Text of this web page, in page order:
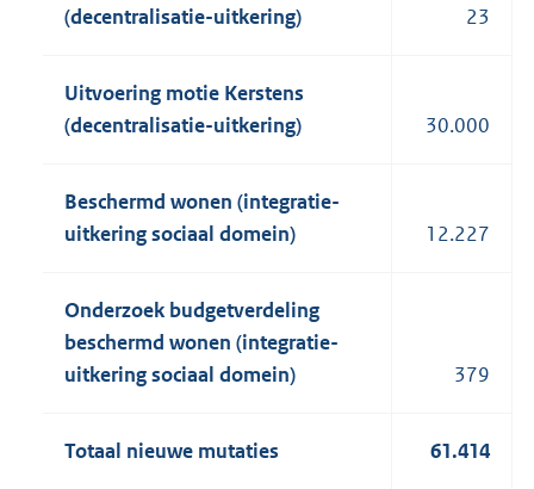
(decentralisatie-uitkering)
23
Uitvoering motie Kerstens
(decentralisatie-uitkering)
30.000
Beschermd wonen (integratie-
uitkering sociaal domein)
12.227
Onderzoek budgetverdeling
beschermd wonen (integratie-
uitkering sociaal domein)
379
Totaal nieuwe mutaties 61.414